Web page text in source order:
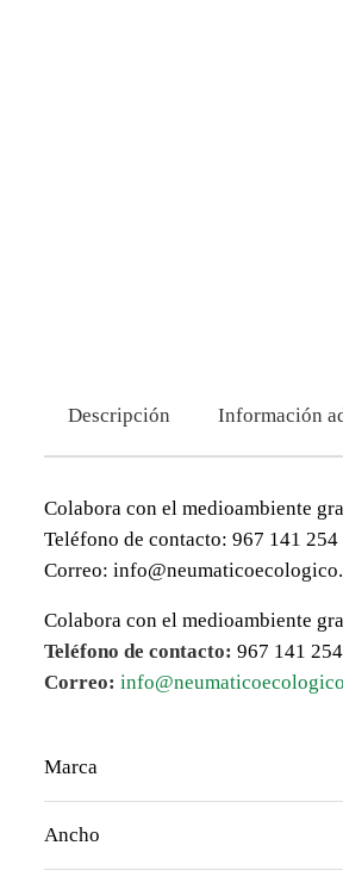
Descripción Información
Colabora con el medioambiente
Teléfono de contacto: 967 141 254
Correo:
Colabora con el medioambiente
Teléfono de contacto: 967 141 254
Correo:
Marca
Ancho